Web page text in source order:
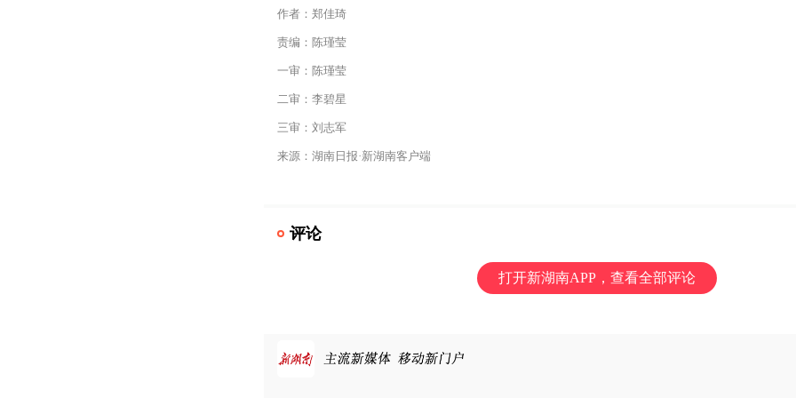
作者：郑佳琦
责编：陈瑾莹
一审：陈瑾莹
二审：李碧星
三审：刘志军
来源：湖南日报·新湖南客户端
评论
打开新湖南APP，查看全部评论
网信办对派拓公司在华销售产品实施网络安全审查